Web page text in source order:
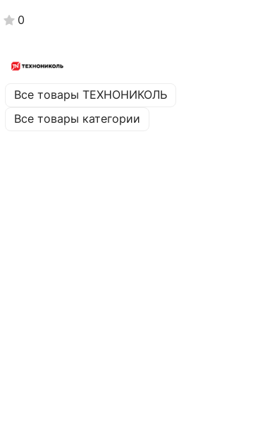
0
Все товары ТЕХНОНИКОЛЬ
Все товары категории